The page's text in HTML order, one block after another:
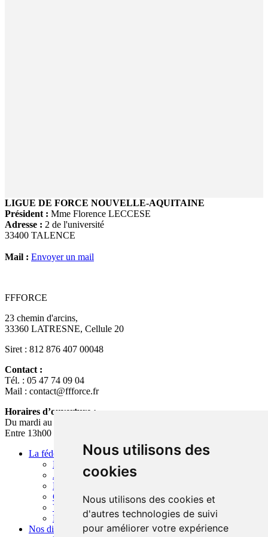
Nous utilisons des
cookies
Nous utilisons des cookies et
d'autres technologies de suivi
pour améliorer votre expérience
LIGUE DE FORCE NOUVELLE-AQUITAINE
Président : Mme Florence LECCESE
Adresse : 2 de l'université
33400 TALENCE
Mail : Envoyer un mail
FFFORCE
23 chemin d'arcins,
33360 LATRESNE, Cellule 20
Siret : 812 876 407 00048
Contact :
Tél. : 05 47 74 09 04
Mail : contact@ffforce.fr
Horaires d’ouverture :
Du mardi au jeudi
Entre 13h00 et 17h00
La fédération
Présentation
Actualités
Boutique
Contact
Vidéothèque
Devenir partenaire
Nos disciplines